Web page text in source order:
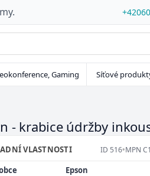
Gaming Síťové
- krabice údržby
VLASTNOSTI ID 516•MPN
Epson